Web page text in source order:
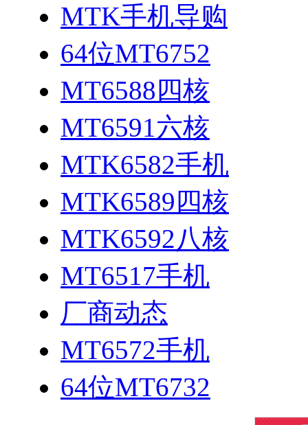
MTK手机导购
64位MT6752
MT6588四核
MT6591六核
MTK6582手机
MTK6589四核
MTK6592八核
MT6517手机
厂商动态
MT6572手机
64位MT6732